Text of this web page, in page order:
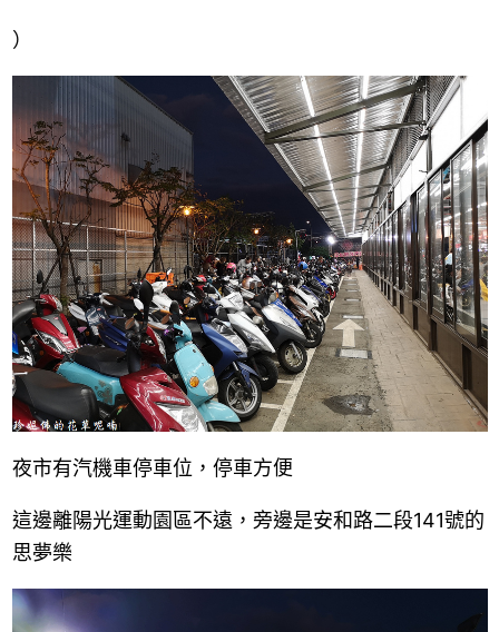
）
夜市有汽機車停車位，停車方便
這邊離陽光運動園區不遠， 旁邊是安和路二段141號的
思夢樂